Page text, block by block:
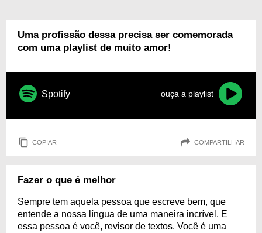
Uma profissão dessa precisa ser comemorada
com uma playlist de muito amor!
Spotify ouça a playlist
COPIAR COMPARTILHAR
Fazer o que é melhor
Sempre tem aquela pessoa que escreve bem, que
entende a nossa língua de uma maneira incrível. E
essa pessoa é você, revisor de textos. Você é uma